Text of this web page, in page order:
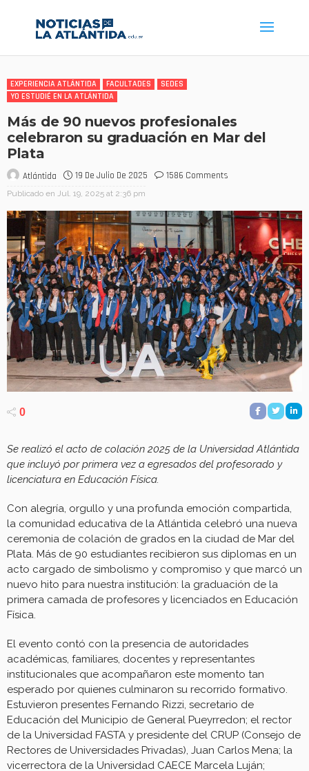
EXPERIENCIA ATLÁNTIDA FACULTADES
SEDES
YO ESTUDIÉ EN LA ATLÁNTIDA
Más de 90 nuevos profesionales
celebraron su graduación en Mar del
Plata
Atlántida 19 De Julio De 2025 1586 Comments
Publicado en Jul. 19, 2025 at 2:36 pm
0
Se realizó el acto de colación 2025 de la Universidad Atlántida
que incluyó por primera vez a egresados del profesorado y
licenciatura en Educación Física.
Con alegría, orgullo y una profunda emoción compartida,
la comunidad educativa de la Atlántida celebró una nueva
ceremonia de colación de grados en la ciudad de Mar del
Plata. Más de 90 estudiantes recibieron sus diplomas en un
acto cargado de simbolismo y compromiso y que marcó un
nuevo hito para nuestra institución: la graduación de la
primera camada de profesores y licenciados en Educación
Física.
El evento contó con la presencia de autoridades
académicas, familiares, docentes y representantes
institucionales que acompañaron este momento tan
esperado por quienes culminaron su recorrido formativo.
Estuvieron presentes Fernando Rizzi, secretario de
Educación del Municipio de General Pueyrredon; el rector
de la Universidad FASTA y presidente del CRUP (Consejo de
Rectores de Universidades Privadas), Juan Carlos Mena; la
vicerrectora de la Universidad CAECE Marcela Luján;